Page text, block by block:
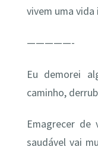
vivem uma vida
—————-
Eu demorei
caminho,
Emagrecer
saudável vai